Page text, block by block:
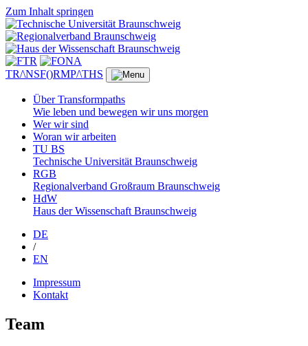
Zum Inhalt springen
TR/\NSF()RMP/\THS
Über Transformpaths
Wie leben und bewegen wir uns morgen
Wer wir sind
Woran wir arbeiten
TU BS
Technische Universität Braunschweig
RGB
Regionalverband Großraum Braunschweig
HdW
Haus der Wissenschaft Braunschweig
DE
/
EN
Impressum
Kontakt
Team